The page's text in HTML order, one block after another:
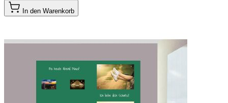
In den Warenkorb